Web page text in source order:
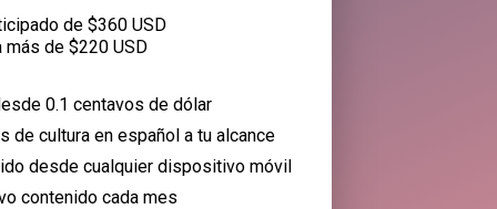
de $360 USD
más de $220 USD
0.1 centavos de dólar
de cultura en español a tu alcance
desde cualquier dispositivo móvil
contenido cada mes